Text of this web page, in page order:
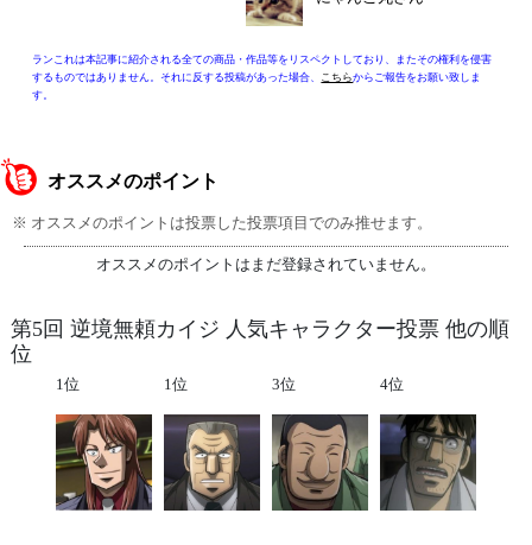
ランこれは本記事に紹介される全ての商品・作品等をリスペクトしており、またその権利を侵害
するものではありません。それに反する投稿があった場合、
こちらからご報告をお願い致しま
す。
オススメのポイント
※ オススメのポイントは投票した投票項目でのみ推せます。
オススメのポイントはまだ登録されていません。
第5回 逆境無頼カイジ 人気キャラクター投票 他の順
位
1位 1位 3位 4位